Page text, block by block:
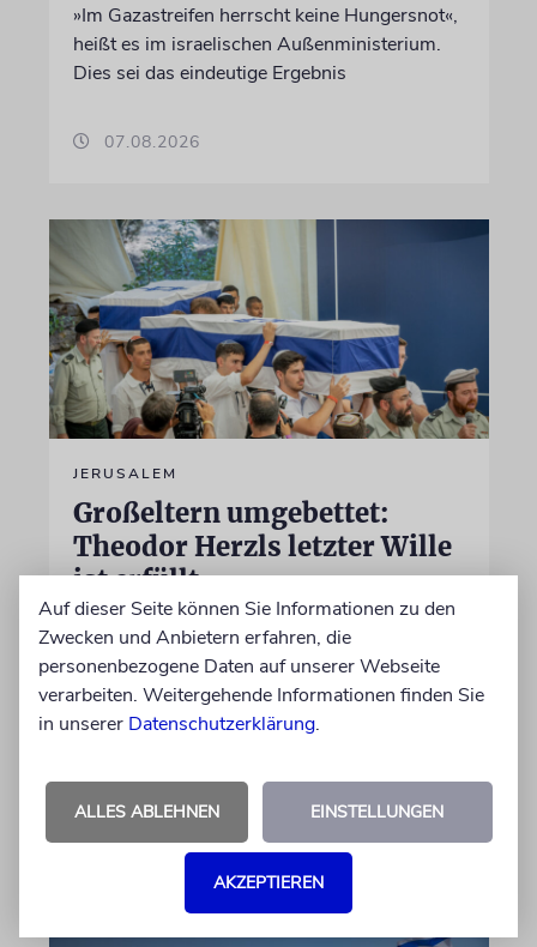
»Im Gazastreifen herrscht keine Hungersnot«,
heißt es im israelischen Außenministerium.
Dies sei das eindeutige Ergebnis
07.08.2026
JERUSALEM
Großeltern umgebettet:
Theodor Herzls letzter Wille
ist erfüllt
Die Überreste von Schimon und Rikva Herzl,
Vorfahren väterlicherseits des Zionismus-
Begründers und prägende Gestalten in
Theodor Herzls Jugend, wurden von Serbien
nach Israel überführt und auf dem Herzlberg
Auf dieser Seite können Sie Informationen zu den
Zwecken und Anbietern erfahren, die
personenbezogene Daten auf unserer Webseite
verarbeiten. Weitergehende Informationen finden Sie
in unserer Datenschutzerklärung.
ALLES ABLEHNEN EINSTELLUNGEN
AKZEPTIEREN